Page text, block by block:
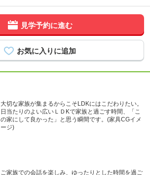
見学予約に進む
大切な家族が集まるからこそLDKにはこだわりたい。
日当たりのよい広いＬＤKで家族と過ごす時間、「こ
の家にして良かった」と思う瞬間です。(家具CGイメ
ージ)
ご家族での会話を楽しみ、ゆったりとした時間を過ご